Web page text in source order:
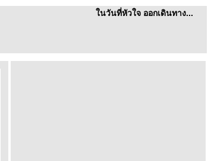
นวันที่หัวใจ ออกเดินทาง...